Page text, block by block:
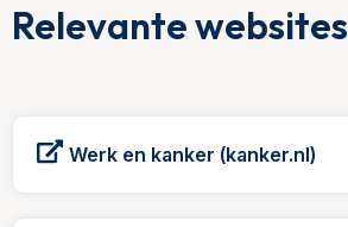
Relevante websites
Werk en kanker (kanker.nl)